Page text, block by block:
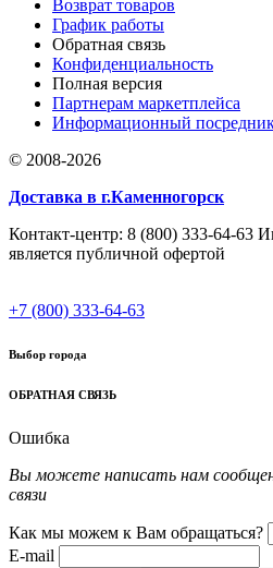
Возврат товаров
График работы
Обратная связь
Конфиденциальность
Полная версия
Партнерам маркетплейса
Информационный
© 2008-2026
Доставка в г.Каменногорск
Контакт-центр: 8 (800) 333-64-63
является публичной офертой
+7 (800) 333-64-63
Выбор города
ОБРАТНАЯ СВЯЗЬ
Ошибка
Вы можете написать нам
связи
Как мы можем к Вам обращаться?
E-mail